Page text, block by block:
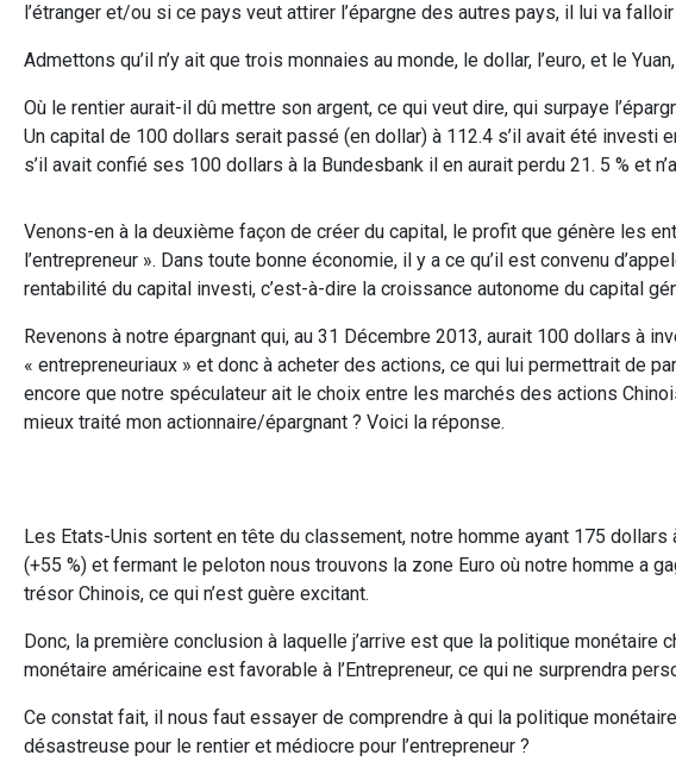
l’étranger et/ou si ce pays veut attirer l’épargne des autres pays, il lui va falloir
Admettons qu’il n’y ait que trois monnaies au monde, le dollar, l’euro, et le
Où le rentier aurait-il dû mettre son argent, ce qui veut dire, qui surpaye
Un capital de 100 dollars serait passé (en dollar) à 112.4 s’il avait été investi
s’il avait confié ses 100 dollars à la Bundesbank il en aurait perdu 21. 5 % et
Venons-en à la deuxième façon de créer du capital, le profit que génère les
l’entrepreneur ». Dans toute bonne économie, il y a ce qu’il est convenu
rentabilité du capital investi, c’est-à-dire la croissance autonome du capital
Revenons à notre épargnant qui, au 31 Décembre 2013, aurait 100 dollars à
« entrepreneuriaux » et donc à acheter des actions, ce qui lui permettrait de
encore que notre spéculateur ait le choix entre les marchés des actions
mieux traité mon actionnaire/épargnant ? Voici la réponse.
Les Etats-Unis sortent en tête du classement, notre homme ayant 175
(+55 %) et fermant le peloton nous trouvons la zone Euro où notre homme a
trésor Chinois, ce qui n’est guère excitant.
Donc, la première conclusion à laquelle j’arrive est que la politique
monétaire américaine est favorable à l’Entrepreneur, ce qui ne surprendra
Ce constat fait, il nous faut essayer de comprendre à qui la politique
désastreuse pour le rentier et médiocre pour l’entrepreneur ?